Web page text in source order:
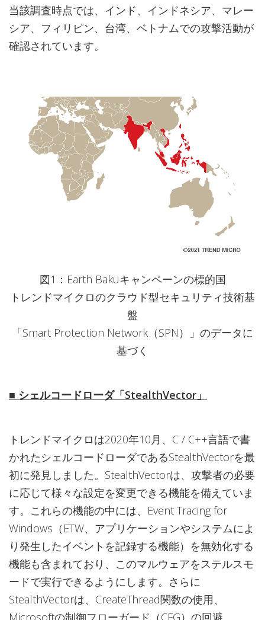
当該調査時点では、インド、インドネシア、マレー
シア、フィリピン、台湾、ベトナムでの攻撃活動が
確認されています。
図1：Earth Bakuキャンペーンの標的国
トレンドマイクロのクラウド型セキュリティ技術基
盤
「Smart Protection Network（SPN）」のデータに
基づく
■ シェルコードローダ「StealthVector」
トレンドマイクロは2020年10月、C / C++言語で書
かれたシェルコードローダであるStealthVectorを最
初に発見しました。StealthVectorは、攻撃者の必要
に応じて様々な設定を変更できる機能を備えていま
す。これらの機能の中には、Event Tracing for
Windows（ETW、アプリケーションやシステムによ
り発生したイベントを記録する機能）を無効化する
機能も含まれており、このマルウェアをステルスモ
ードで実行できるようにします。さらに
StealthVectorは、CreateThread関数の使用、
Microsoftの制御フローガード（CFG）の回避、